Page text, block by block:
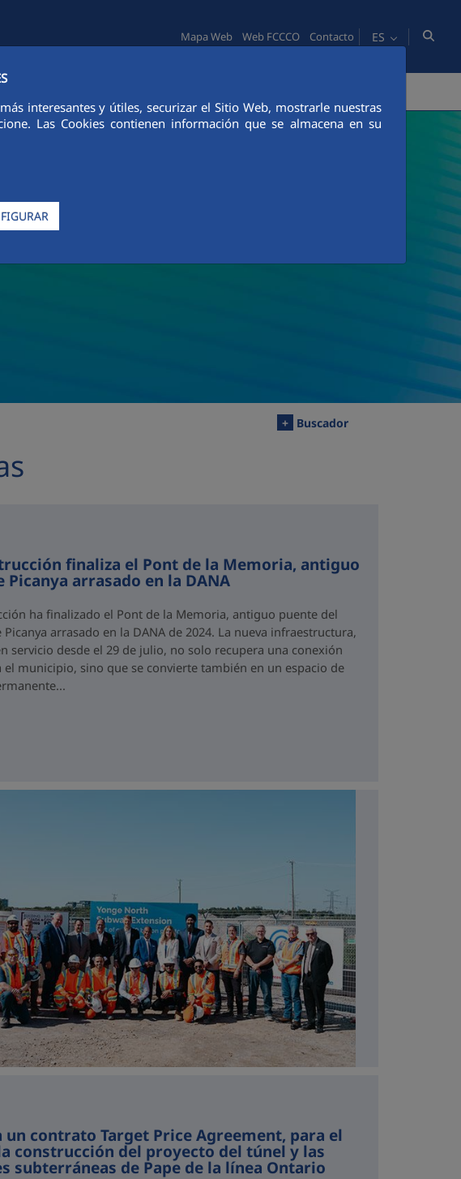
interesantes y útiles, securizar el Sitio Web, mostrarle nuestras
Las Cookies contienen información que se almacena en su
Mapa Web Web FCCCO Contacto ES
+ Buscador
finaliza el Pont de la Memoria, antiguo
Picanya arrasado en la DANA
ha finalizado el Pont de la Memoria, antiguo puente del
arrasado en la DANA de 2024. La nueva infraestructura,
servicio desde el 29 de julio, no solo recupera una conexión
el municipio, sino que se convierte también en un espacio de
un contrato Target Price Agreement, para el
construcción del proyecto del túnel y las
subterráneas de Pape de la línea Ontario